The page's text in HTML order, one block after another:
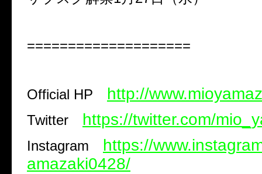
====================
Official HP http://
Twitter https://twitter.com/
Instagram
https://
amazaki0428/